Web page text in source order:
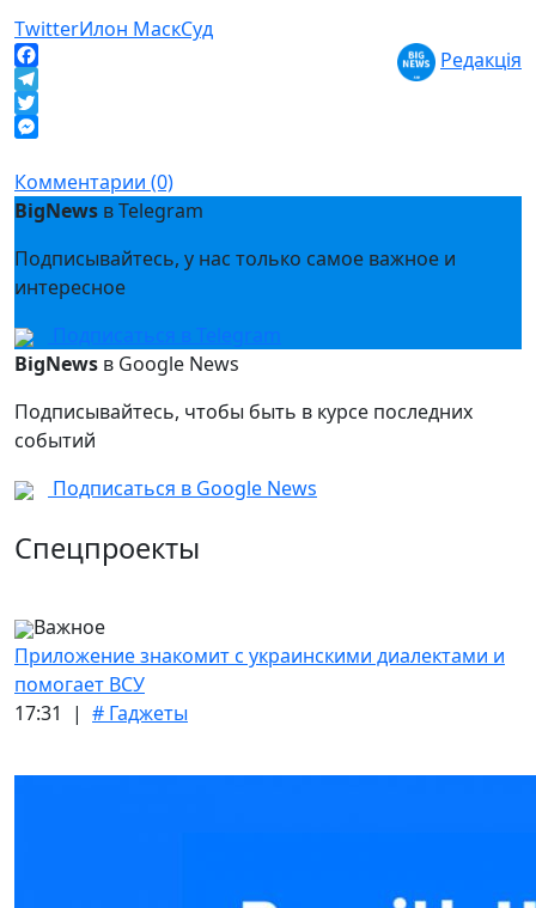
TwitterИлон МаскСуд
Facebook
Telegram
Twitter
Редакція
Комментарии (0)
BigNews в Telegram
Подписывайтесь, у нас только самое важное и
интересное
Подписаться в Telegram
BigNews в Google News
Подписывайтесь, чтобы быть в курсе последних
событий
Подписаться в Google News
Спецпроекты
Важное
Приложение знакомит с украинскими диалектами и
помогает ВСУ
17:31 | # Гаджеты